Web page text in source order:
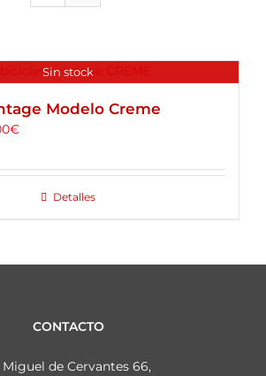
ALQUILER DE BICICLETAS
BLOG
Sin stock
Modelo Creme
€
Detalles
CONTACTO
Miguel de Cervantes 66,